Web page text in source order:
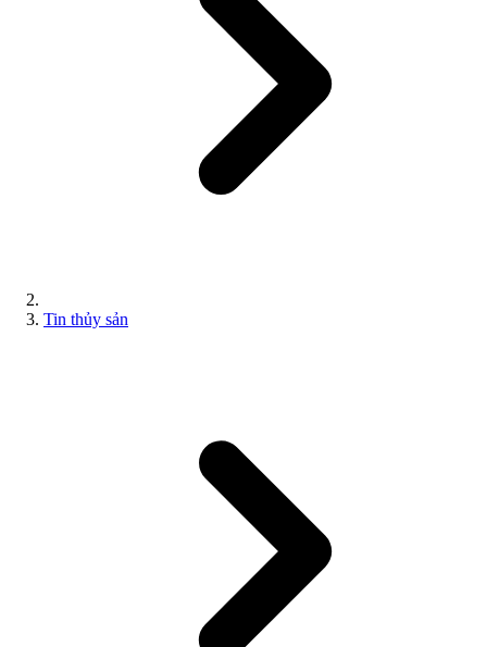
Tin thủy sản